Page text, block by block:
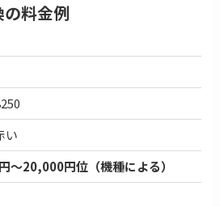
料金例
い
〜20,000円位（機種による）